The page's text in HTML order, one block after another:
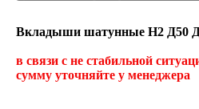
Вкладыши шатунные Н2 Д50
в связи с не стабильной
сумму уточняйте у менеджера